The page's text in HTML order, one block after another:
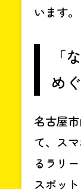
います。
「
め
名古屋
て、ス
るラリ
スポッ